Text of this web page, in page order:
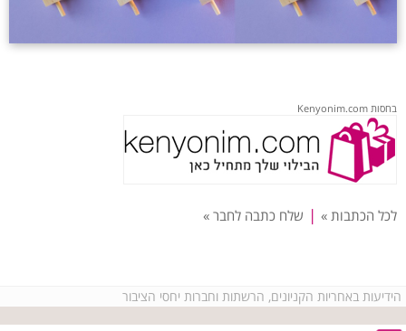
בחסות Kenyonim.com
לכל הכתבות » | שלח כתבה לחבר »
הידיעות באחריות הקניונים, הרשתות וחברות יחסי הציבור